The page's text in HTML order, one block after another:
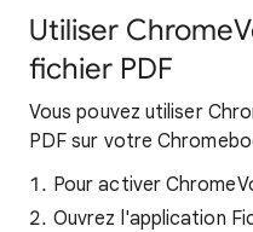
Utiliser
fichier PDF
Vous pouvez utiliser
PDF sur votre
Pour activer
Ouvrez l'application